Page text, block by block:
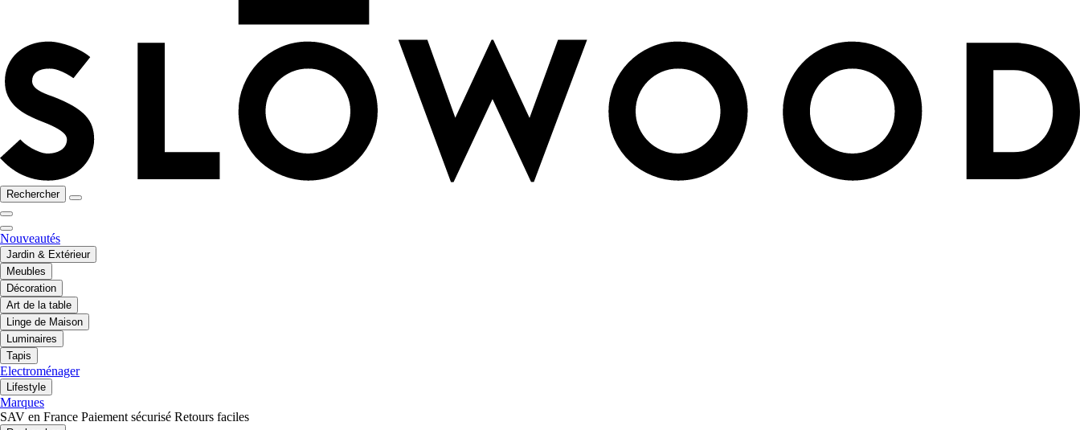
Rechercher
Nouveautés
Jardin & Extérieur
Meubles
Décoration
Art de la table
Linge de Maison
Luminaires
Tapis
Electroménager
Lifestyle
Marques
SAV en France Paiement sécurisé Retours faciles